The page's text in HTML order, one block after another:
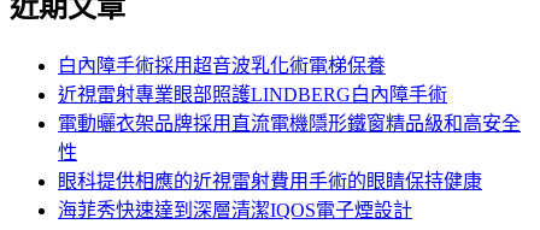
近期文章
白內障手術採用超音波乳化術電梯保養
近視雷射專業眼部照護LINDBERG白內障手術
電動曬衣架品牌採用直流電機隱形鐵窗精品級和高安全
性
眼科提供相應的近視雷射費用手術的眼睛保持健康
海菲秀快速達到深層清潔IQOS電子煙設計